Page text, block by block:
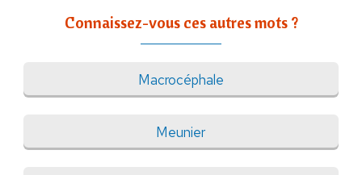
Connaissez-vous ces autres mots ?
Macrocéphale
Meunier